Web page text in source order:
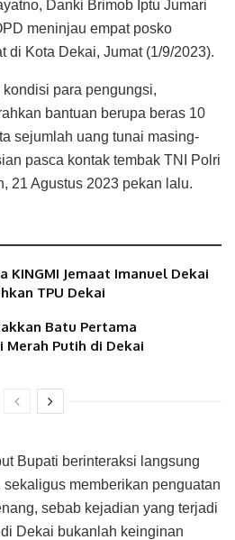
Danki Brimob Iptu Jumari
meninjau empat posko
di Kota Dekai, Jumat (1/9/2023).
para pengungsi,
bantuan berupa beras 10
sejumlah uang tunai masing-
pasca kontak tembak TNI Polri
21 Agustus 2023 pekan lalu.
KINGMI Jemaat Imanuel Dekai
TPU Dekai
Batu Pertama
Merah Putih di Dekai
Bupati berinteraksi langsung
memberikan penguatan
sebab kejadian yang terjadi
Dekai bukanlah keinginan